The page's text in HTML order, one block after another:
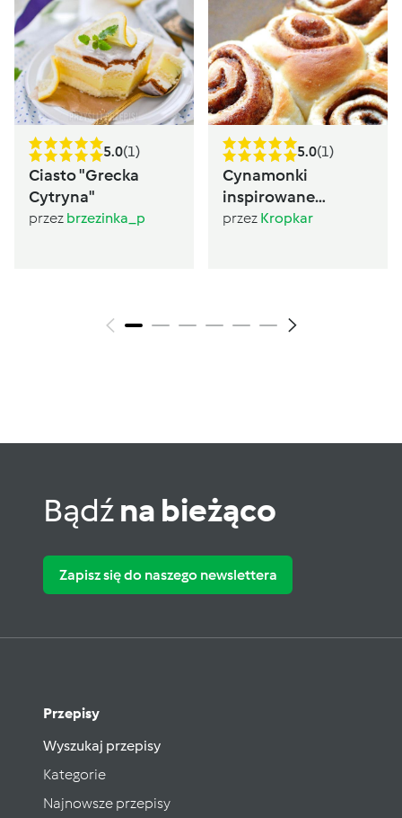
5.0(1)
Ciasto "Grecka
Cytryna"
przez brzezinka_p
5.0(1)
Cynamonki
inspirowane
Sugarlady
przez Kropkar
Bądźna bieżąco
Zapisz się do naszego newslettera
Przepisy
Wyszukaj przepisy
Kategorie
Najnowsze przepisy